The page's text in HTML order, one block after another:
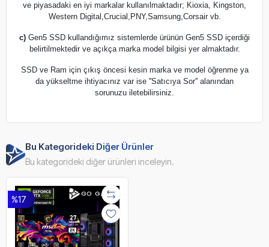
ve piyasadaki en iyi markalar kullanılmaktadır; Kioxia, Kingston,
Western Digital,Crucial,PNY,Samsung,Corsair vb.
c) Gen5 SSD kullandığımız sistemlerde ürünün Gen5 SSD içerdiği
belirtilmektedir ve açıkça marka model bilgisi yer almaktadır.
SSD ve Ram için çıkış öncesi kesin marka ve model öğrenme ya
da yükseltme ihtiyacınız var ise ''Satıcıya Sor'' alanından
sorunuzu iletebilirsiniz.
Bu Kategorideki Diğer Ürünler
Bu kategorideki diğer ürünleri inceleyin.
%17